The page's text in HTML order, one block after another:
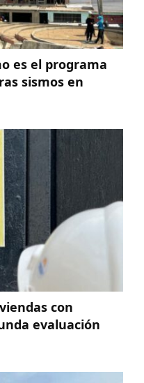
es el programa
sismos en
con
evaluación